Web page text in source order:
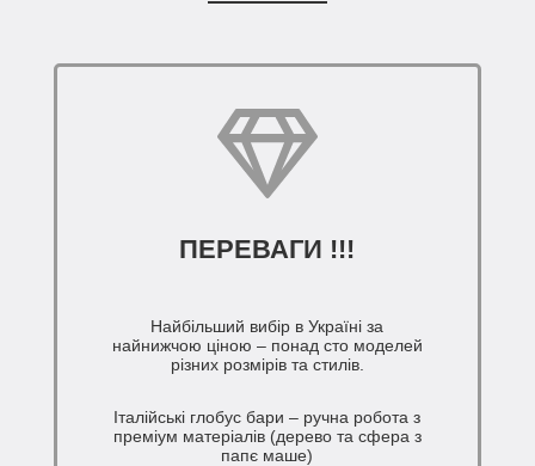
ПЕРЕВАГИ !!!
Найбільший вибір в Україні за
найнижчою ціною – понад сто моделей
різних розмірів та стилів.
Італійські глобус бари – ручна робота з
преміум матеріалів (дерево та сфера з
папє маше)